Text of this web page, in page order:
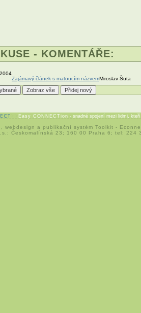
- KOMENTÁŘE:
Zajámavý článek s matoucím názvemMiroslav Šuta
Easy CONNECTion - snadné spojení mezi lidmi,
webdesign a publikační systém Toolkit -
Českomalínská 23; 160 00 Praha 6; tel: 224